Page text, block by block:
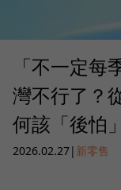
「不一定
灣不行了？
何該「後怕
2026.02.27| 新零售